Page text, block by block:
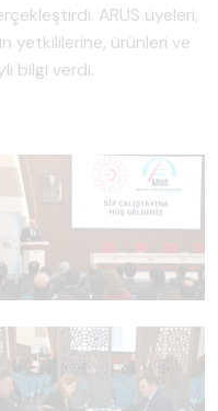
ARUS üyeleri,
yetkililerine, ürünleri ve
bilgi verdi.